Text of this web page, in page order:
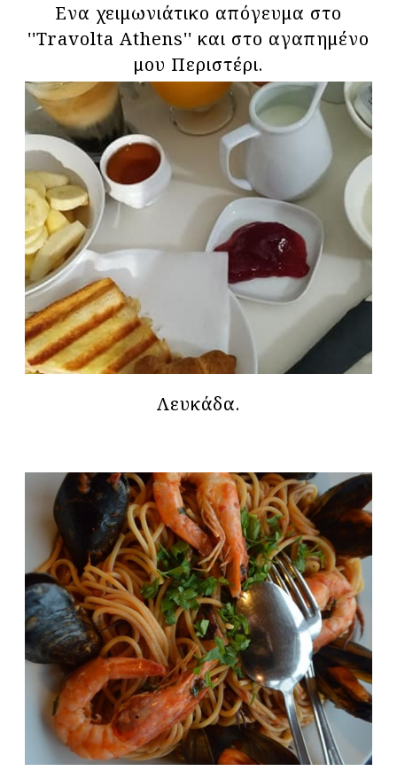
Eνα χειμωνιάτικο απόγευμα στο
''Travolta Athens'' και στο αγαπημένο
μου Περιστέρι.
Λευκάδα.
Search form